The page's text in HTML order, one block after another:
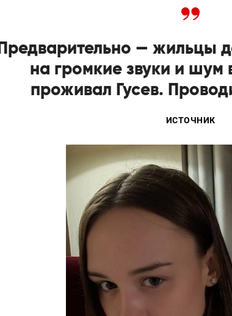
Предварительно — жильцы
на громкие звуки и шум
проживал Гусев.
ИСТОЧНИК